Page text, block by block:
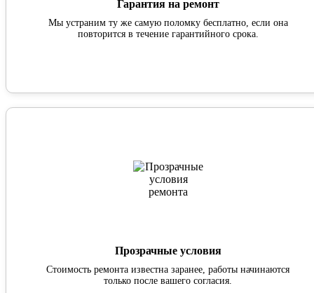
Гарантия на ремонт
Мы устраним ту же самую поломку бесплатно, если она
повторится в течение гарантийного срока.
Прозрачные условия
Стоимость ремонта известна заранее, работы начинаются
только после вашего согласия.